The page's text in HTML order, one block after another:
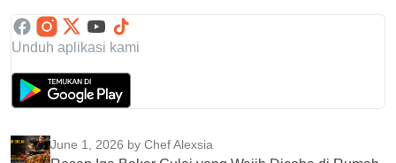
Unduh aplikasi kami
June 1, 2026 by Chef Alexsia